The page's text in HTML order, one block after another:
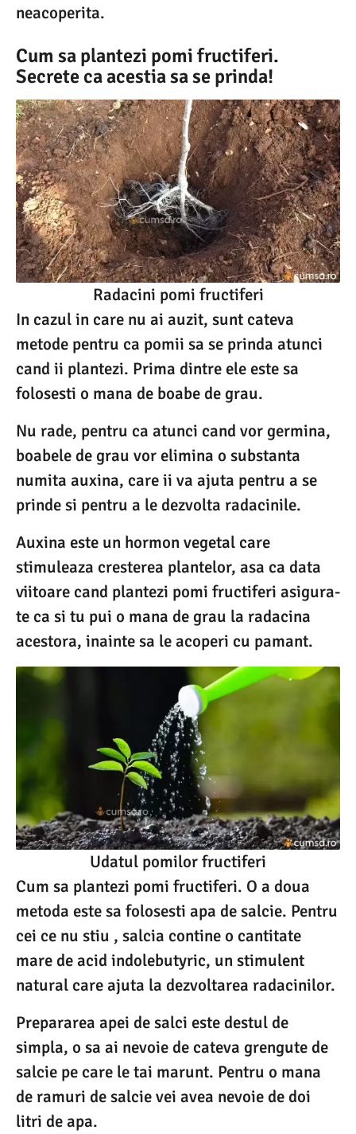
neacoperita.
Cum sa plantezi pomi fructiferi.
Secrete ca acestia sa se prinda!
Radacini pomi fructiferi
In cazul in care nu ai auzit, sunt cateva
metode pentru ca pomii sa se prinda atunci
cand ii plantezi. Prima dintre ele este sa
folosesti o mana de boabe de grau.
Nu rade, pentru ca atunci cand vor germina,
boabele de grau vor elimina o substanta
numita auxina, care ii va ajuta pentru a se
prinde si pentru a le dezvolta radacinile.
Auxina este un hormon vegetal care
stimuleaza cresterea plantelor, asa ca data
viitoare cand plantezi pomi fructiferi asigura-
te ca si tu pui o mana de grau la radacina
acestora, inainte sa le acoperi cu pamant.
Udatul pomilor fructiferi
Cum sa plantezi pomi fructiferi. O a doua
metoda este sa folosesti apa de salcie. Pentru
cei ce nu stiu , salcia contine o cantitate
mare de acid indolebutyric, un stimulent
natural care ajuta la dezvoltarea radacinilor.
Prepararea apei de salci este destul de
simpla, o sa ai nevoie de cateva grengute de
salcie pe care le tai marunt. Pentru o mana
de ramuri de salcie vei avea nevoie de doi
litri de apa.